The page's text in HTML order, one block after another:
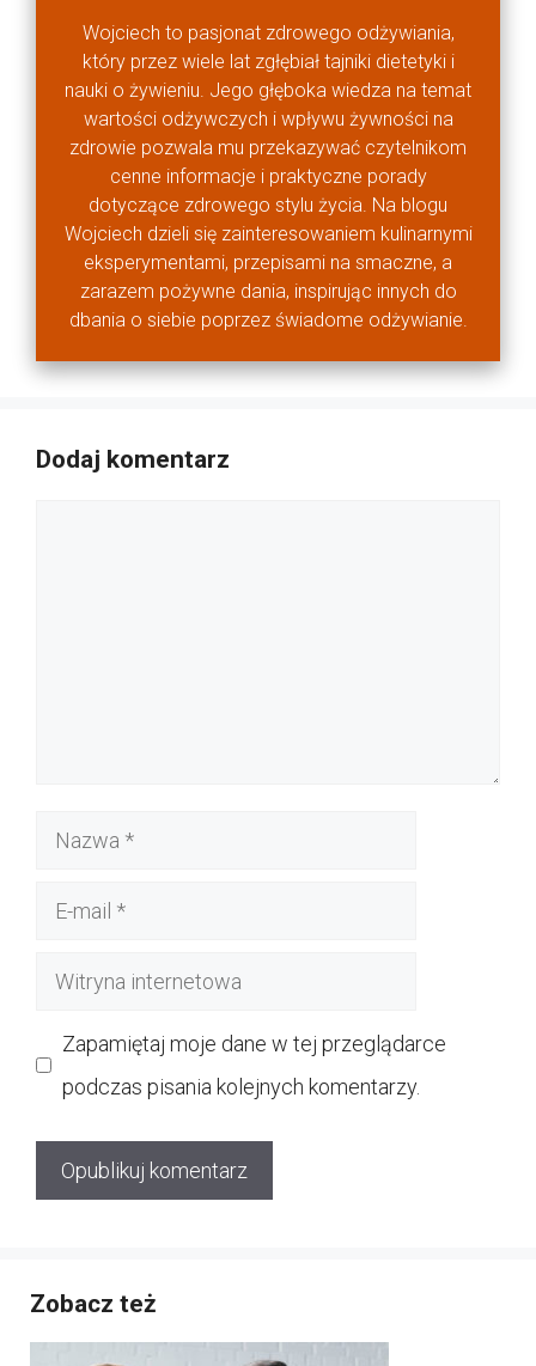
Wojciech to pasjonat zdrowego odżywiania,
który przez wiele lat zgłębiał tajniki dietetyki i
nauki o żywieniu. Jego głęboka wiedza na temat
wartości odżywczych i wpływu żywności na
zdrowie pozwala mu przekazywać czytelnikom
cenne informacje i praktyczne porady
dotyczące zdrowego stylu życia. Na blogu
Wojciech dzieli się zainteresowaniem kulinarnymi
eksperymentami, przepisami na smaczne, a
zarazem pożywne dania, inspirując innych do
dbania o siebie poprzez świadome odżywianie.
Dodaj komentarz
Nazwa
Witryna
Zapamiętaj moje dane w tej przeglądarce
podczas pisania kolejnych komentarzy.
Zobacz też